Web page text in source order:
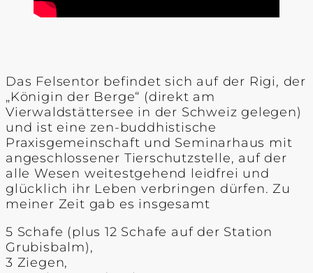
Das Felsentor befindet sich auf der Rigi, der
„Königin der Berge“ (direkt am
Vierwaldstättersee in der Schweiz gelegen)
und ist eine zen-buddhistische
Praxisgemeinschaft und Seminarhaus mit
angeschlossener Tierschutzstelle, auf der
alle Wesen weitestgehend leidfrei und
glücklich ihr Leben verbringen dürfen. Zu
meiner Zeit gab es insgesamt
5 Schafe (plus 12 Schafe auf der Station
Grubisbalm),
3 Ziegen,